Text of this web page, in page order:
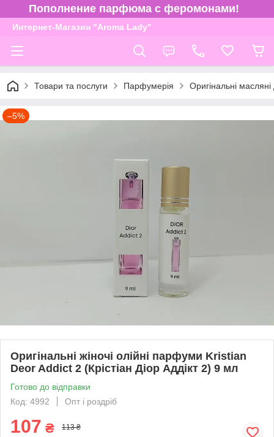
Пополнение парфюма с феромонами!
Интернет-Магазин "Aroma Lady"
Товари та послуги Парфумерія Оригінальні
–5%
Оригінальні жіночі олійні парфуми Kristian
Deor Addict 2 (Крістіан Діор Аддікт 2) 9 мл
Готово до відправки
Код: 4992
Опт і роздріб
107 ₴ 113 ₴